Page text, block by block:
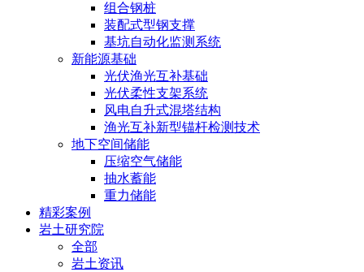
组合钢桩
装配式型钢支撑
基坑自动化监测系统
新能源基础
光伏渔光互补基础
光伏柔性支架系统
风电自升式混塔结构
渔光互补新型锚杆检测技术
地下空间储能
压缩空气储能
抽水蓄能
重力储能
精彩案例
岩土研究院
全部
岩土资讯